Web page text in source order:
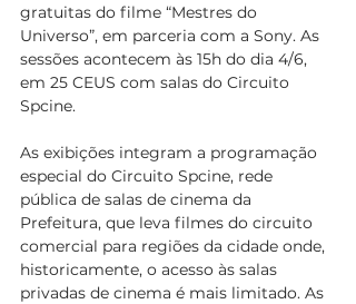
gratuitas do filme “Mestres do
Universo”, em parceria com a Sony. As
sessões acontecem às 15h do dia 4/6,
em 25 CEUS com salas do Circuito
Spcine.
As exibições integram a programação
especial do Circuito Spcine, rede
pública de salas de cinema da
Prefeitura, que leva filmes do circuito
comercial para regiões da cidade onde,
historicamente, o acesso às salas
privadas de cinema é mais limitado. As